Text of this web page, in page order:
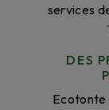
services
DES
Ecotonte